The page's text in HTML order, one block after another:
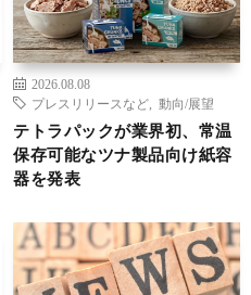
2026.08.08
プレスリリースなど
動向/展望
テトラパックが業界初、常温
保存可能なツナ製品向け紙容
器を発表